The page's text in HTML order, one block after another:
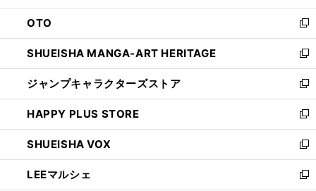
ウ
で
開
く
ン
ド
ウ
で
開
く
OTO
新
し
い
ウ
ィ
ン
ド
ウ
で
開
く
SHUEISHA MANGA-ART HERITAGE
新
し
い
ウ
ィ
ン
ド
ウ
で
ジャンプキャラクターズストア
新
し
い
ウ
ィ
ン
ド
HAPPY PLUS STORE
新
し
い
ウ
ィ
SHUEISHA VOX
新
し
い
LEEマルシェ
新